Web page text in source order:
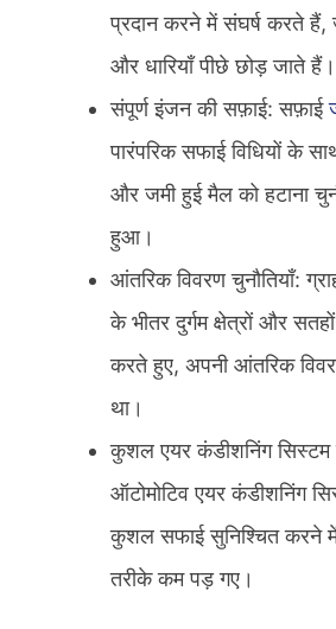
प्रदान करने में संघर्ष करते
और धारियाँ पीछे छोड़ जाते हैं।
संपूर्ण इंजन की सफ़ाई: सफ़ाई
पारंपरिक सफाई विधियों के
और जमी हुई मैल को हटाना
हुआ।
आंतरिक विवरण चुनौतियाँ:
के भीतर दुर्गम क्षेत्रों और
करते हुए, अपनी आंतरिक
था।
कुशल एयर कंडीशनिंग सिस्टम
ऑटोमोटिव एयर कंडीशनिंग
कुशल सफाई सुनिश्चित करने
तरीके कम पड़ गए।